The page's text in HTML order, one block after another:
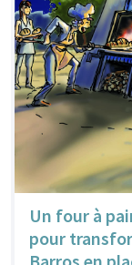
Un four à
pour